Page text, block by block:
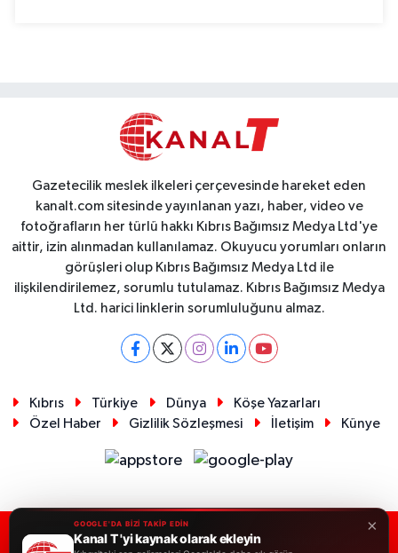
Gazetecilik meslek ilkeleri çerçevesinde hareket eden
kanalt.com sitesinde yayınlanan yazı, haber, video ve
fotoğrafların her türlü hakkı Kıbrıs Bağımsız Medya Ltd'ye
aittir, izin alınmadan kullanılamaz. Okuyucu yorumları onların
görüşleri olup Kıbrıs Bağımsız Medya Ltd ile
ilişkilendirilemez, sorumlu tutulamaz. Kıbrıs Bağımsız Medya
Ltd. harici linklerin sorumluluğunu almaz.
Kıbrıs Türkiye Dünya
Köşe Yazarları
Özel Haber
Gizlilik Sözleşmesi İletişim Künye
RSS Copyright © 2026. Her hakkı saklıdır.
×
GOOGLE'DA BİZİ TAKİP EDİN
Kanal T 'yi kaynak olarak ekleyin